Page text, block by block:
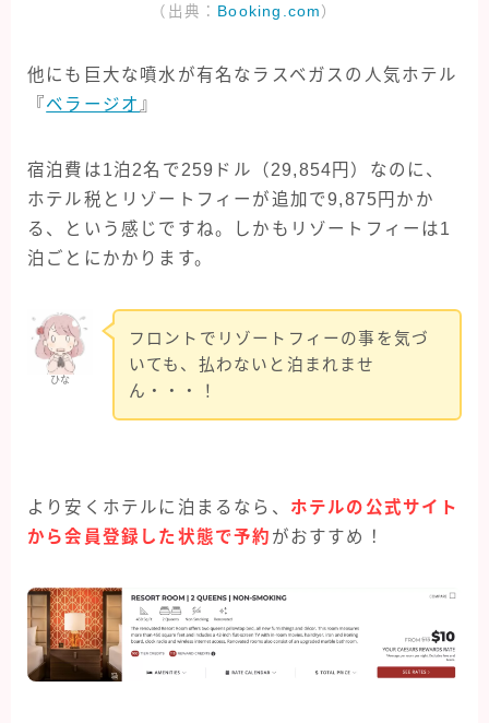
（出典： Booking.com ）
他にも巨大な噴水が有名なラスベガスの人気ホテル
『ベラージオ 』
宿泊費は1泊2名で259ドル（29,854円）なのに、
ホテル税とリゾートフィーが追加で9,875円かか
る、という感じですね。しかもリゾートフィーは1
泊ごとにかかります。
ひな
フロントでリゾートフィーの事を気づ
いても、払わないと泊まれませ
ん・・・！
より安くホテルに泊まるなら、 ホテルの公式サイト
から会員登録した状態で予約 がおすすめ！